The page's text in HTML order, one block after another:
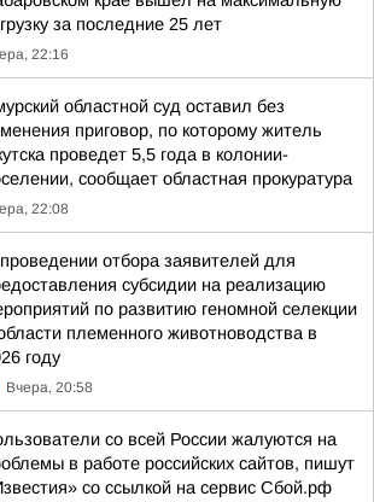
за последние 25 лет
22:16
областной суд оставил без
приговор, по которому житель
проведет 5,5 года в колонии-
сообщает областная прокуратура
22:08
отбора заявителей для
субсидии на реализацию
по развитию геномной селекции
племенного животноводства в
году
Вчера, 20:58
со всей России жалуются на
в работе российских сайтов, пишут
со ссылкой на сервис Сбой.рф